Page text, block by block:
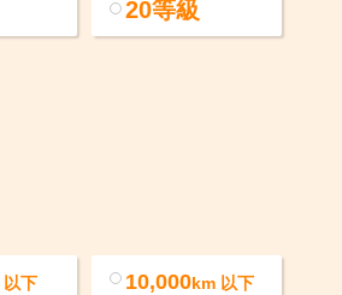
20等級
以下 10,000km 以下